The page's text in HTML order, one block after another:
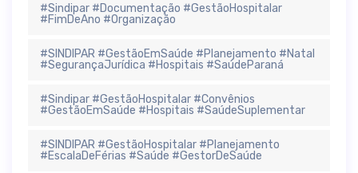
#Sindipar #Documentação #GestãoHospitalar
#FimDeAno #Organização
#SINDIPAR #GestãoEmSaúde #Planejamento #Natal
#SegurançaJurídica #Hospitais #SaúdeParaná
#Sindipar #GestãoHospitalar #Convênios
#GestãoEmSaúde #Hospitais #SaúdeSuplementar
#SINDIPAR #GestãoHospitalar #Planejamento
#EscalaDeFérias #Saúde #GestorDeSaúde